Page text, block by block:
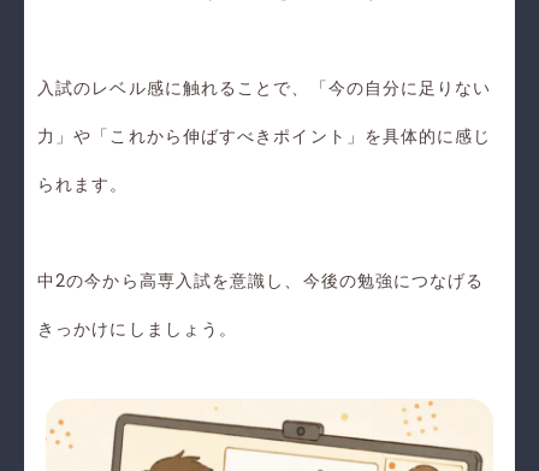
入試のレベル感に触れることで、「今の自分に足りない
力」や「これから伸ばすべきポイント」を具体的に感じ
られます。
中2の今から高専入試を意識し、今後の勉強につなげる
きっかけにしましょう。